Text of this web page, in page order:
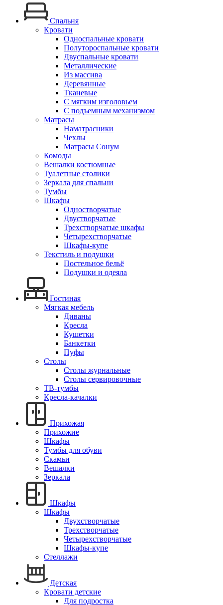
Спальня
Кровати
Односпальные кровати
Полутороспальные кровати
Двуспальные кровати
Металлические
Из массива
Деревянные
Тканевые
С мягким изголовьем
С подъемным механизмом
Матрасы
Наматрасники
Чехлы
Матрасы Сонум
Комоды
Вешалки костюмные
Туалетные столики
Зеркала для спальни
Тумбы
Шкафы
Одностворчатые
Двустворчатые
Трехстворчатые шкафы
Четырехстворчатые
Шкафы-купе
Текстиль и подушки
Постельное бельё
Подушки и одеяла
Гостиная
Мягкая мебель
Диваны
Кресла
Кушетки
Банкетки
Пуфы
Столы
Столы журнальные
Столы сервировочные
ТВ-тумбы
Кресла-качалки
Прихожая
Прихожие
Шкафы
Тумбы для обуви
Скамьи
Вешалки
Зеркала
Шкафы
Шкафы
Двухстворчатые
Трехстворчатые
Четырехстворчатые
Шкафы-купе
Стеллажи
Детская
Кровати детские
Для подростка